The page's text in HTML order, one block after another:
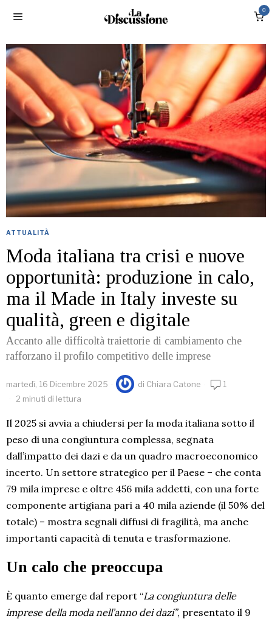
0
ATTUALITÀ
Moda italiana tra crisi e nuove
opportunità: produzione in calo,
ma il Made in Italy investe su
qualità, green e digitale
Accanto alle difficoltà traiettorie di cambiamento che
rafforzano il profilo competitivo delle imprese
martedì, 16 Dicembre 2025 di Chiara Catone
1
2 minuti di lettura
Il 2025 si avvia a chiudersi per la moda italiana sotto il
peso di una congiuntura complessa, segnata
dall’impatto dei dazi e da un quadro macroeconomico
incerto. Un settore strategico per il Paese – che conta
79 mila imprese e oltre 456 mila addetti, con una forte
componente artigiana pari a 40 mila aziende (il 50% del
totale) – mostra segnali diffusi di fragilità, ma anche
importanti capacità di tenuta e trasformazione.
Un calo che preoccupa
È quanto emerge dal report “La congiuntura delle
imprese della moda nell’anno dei dazi”, presentato il 9